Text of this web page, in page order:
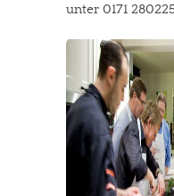
unter 0171